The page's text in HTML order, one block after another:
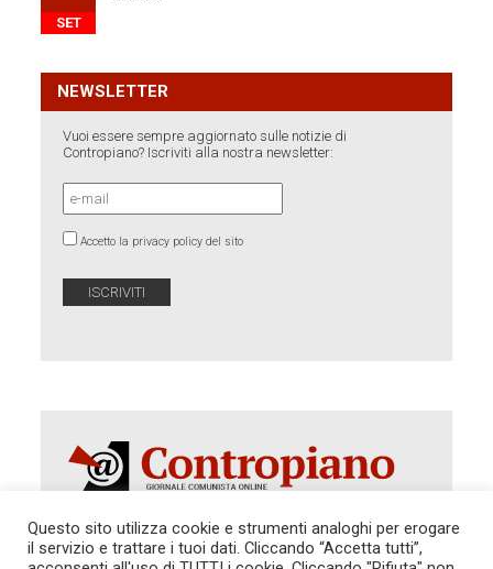
SET
NEWSLETTER
Vuoi essere sempre aggiornato sulle notizie di
Contropiano? Iscriviti alla nostra newsletter:
Accetto la privacy policy del sito
Autorizzazione del Tribunale di Roma 286 del 31
Questo sito utilizza cookie e strumenti analoghi per erogare
il servizio e trattare i tuoi dati. Cliccando “Accetta tutti”,